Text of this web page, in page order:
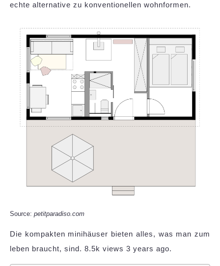
echte alternative zu konventionellen wohnformen.
Source: petitparadiso.com
Die kompakten minihäuser bieten alles, was man zum
leben braucht, sind. 8.5k views 3 years ago.